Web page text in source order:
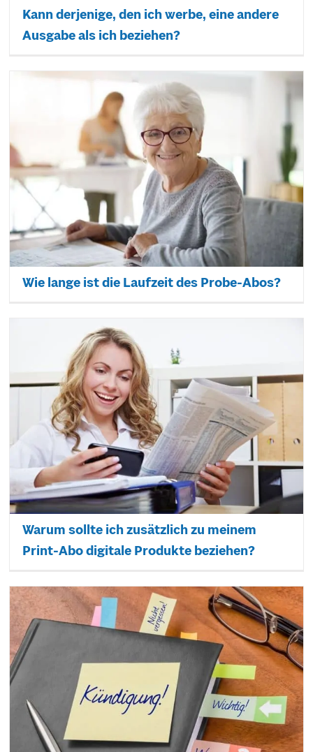
Kann derjenige, den ich werbe, eine andere
Ausgabe als ich beziehen?
Wie lange ist die Laufzeit des Probe-Abos?
Warum sollte ich zusätzlich zu meinem
Print-Abo digitale Produkte beziehen?